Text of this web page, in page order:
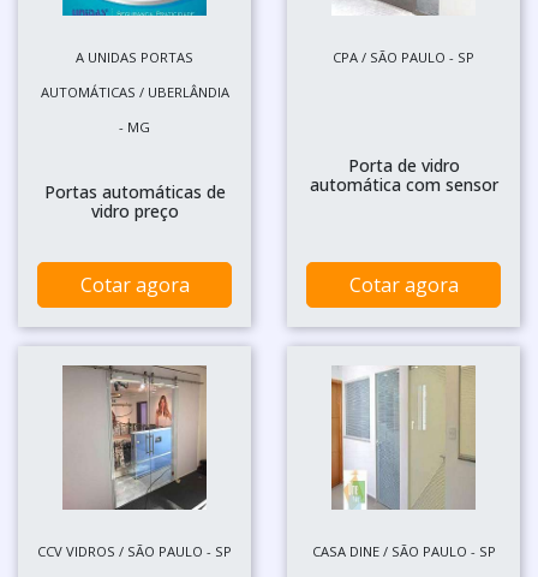
A UNIDAS PORTAS
AUTOMÁTICAS / UBERLÂNDIA
- MG
Portas automáticas de
vidro preço
Cotar agora
CPA / SÃO PAULO - SP
Porta de vidro
automática com sensor
Cotar agora
CCV VIDROS / SÃO PAULO - SP CASA DINE / SÃO PAULO - SP